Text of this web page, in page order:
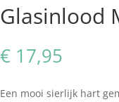
Glasinlood
€ 17,95
Een mooi sierlijk hart